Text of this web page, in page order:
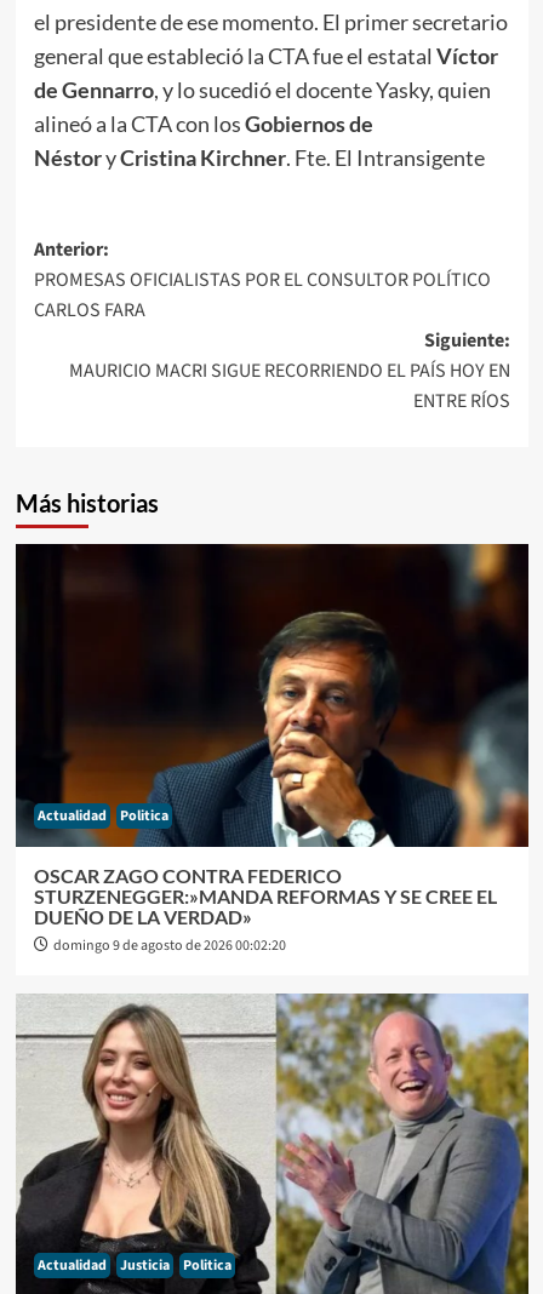
el presidente de ese momento. El primer secretario
general que estableció la CTA fue el estatal Víctor
de Gennarro, y lo sucedió el docente Yasky, quien
alineó a la CTA con losGobiernos de
NéstoryCristina Kirchner. Fte. El Intransigente
Navegación
de
Anterior:
PROMESAS OFICIALISTAS POR EL CONSULTOR POLÍTICO
CARLOS FARA
Siguiente:
MAURICIO MACRI SIGUE RECORRIENDO EL PAÍS HOY EN
ENTRE RÍOS
Más historias
Actualidad Politica
OSCAR ZAGO CONTRA FEDERICO
STURZENEGGER:»MANDA REFORMAS Y SE CREE EL
DUEÑO DE LA VERDAD»
domingo 9 de agosto de 2026 00:02:20
Actualidad Justicia Politica